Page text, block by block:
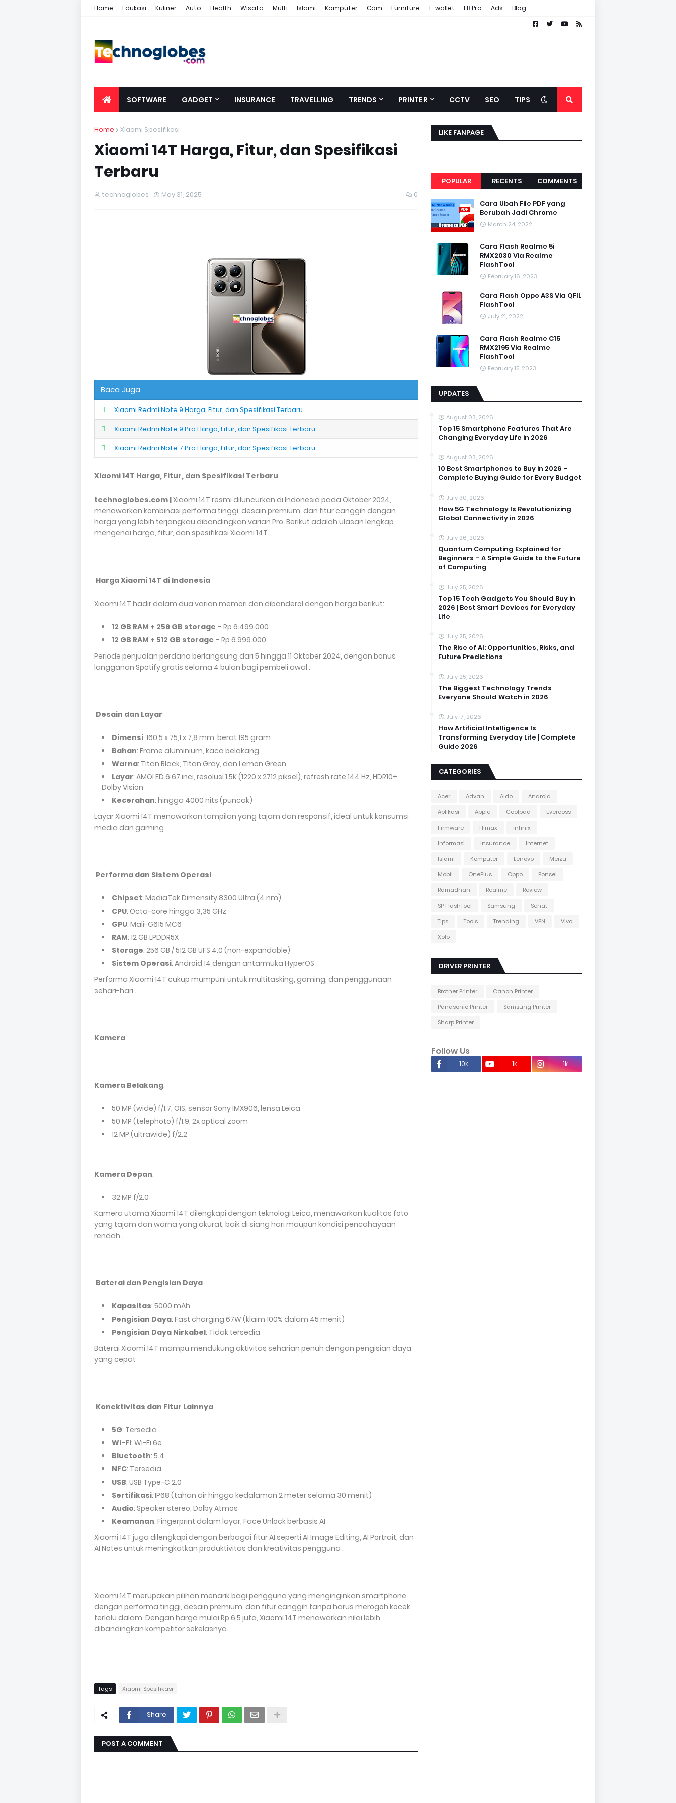
Home Edukasi Kuliner Auto Health Wisata Multi Islami Komputer Cam Furniture E-wallet FB Pro Ads Blog
SOFTWARE GADGET INSURANCE TRAVELLING TRENDS PRINTER CCTV SEO TIPS
Home Xiaomi Spesifikasi
Xiaomi 14T Harga, Fitur, dan Spesifikasi
Terbaru
technoglobes May 31, 2025 0
Baca Juga
Xiaomi Redmi Note 9 Harga, Fitur, dan Spesifikasi Terbaru
Xiaomi Redmi Note 9 Pro Harga, Fitur, dan Spesifikasi Terbaru
Xiaomi Redmi Note 7 Pro Harga, Fitur, dan Spesifikasi Terbaru
Xiaomi 14T Harga, Fitur, dan Spesifikasi Terbaru
technoglobes.com |Xiaomi 14T resmi diluncurkan di Indonesia pada Oktober 2024,
menawarkan kombinasi performa tinggi, desain premium, dan fitur canggih dengan
harga yang lebih terjangkau dibandingkan varian Pro. Berikut adalah ulasan lengkap
mengenai harga, fitur, dan spesifikasi Xiaomi 14T.
Harga Xiaomi 14T di Indonesia
Xiaomi 14T hadir dalam dua varian memori dan dibanderol dengan harga berikut:
12 GB RAM + 256 GB storage – Rp 6.499.000
12 GB RAM + 512 GB storage – Rp 6.999.000
Periode penjualan perdana berlangsung dari 5 hingga 11 Oktober 2024, dengan bonus
langganan Spotify gratis selama 4 bulan bagi pembeli awal .
Desain dan Layar
Dimensi: 160,5 x 75,1 x 7,8 mm, berat 195 gram
Bahan: Frame aluminium, kaca belakang
Warna: Titan Black, Titan Gray, dan Lemon Green
Layar: AMOLED 6,67 inci, resolusi 1.5K (1220 x 2712 piksel), refresh rate 144 Hz, HDR10+,
Dolby Vision
Kecerahan: hingga 4000 nits (puncak)
Layar Xiaomi 14T menawarkan tampilan yang tajam dan responsif, ideal untuk konsumsi
media dan gaming .
Performa dan Sistem Operasi
Chipset: MediaTek Dimensity 8300 Ultra (4 nm)
CPU: Octa-core hingga 3,35 GHz
GPU: Mali-G615 MC6
RAM: 12 GB LPDDR5X
Storage: 256 GB / 512 GB UFS 4.0 (non-expandable)
Sistem Operasi: Android 14 dengan antarmuka HyperOS
Performa Xiaomi 14T cukup mumpuni untuk multitasking, gaming, dan penggunaan
sehari-hari .
Kamera
Kamera Belakang:
50 MP (wide) f/1.7, OIS, sensor Sony IMX906, lensa Leica
50 MP (telephoto) f/1.9, 2x optical zoom
12 MP (ultrawide) f/2.2
Kamera Depan:
32 MP f/2.0
Kamera utama Xiaomi 14T dilengkapi dengan teknologi Leica, menawarkan kualitas foto
yang tajam dan warna yang akurat, baik di siang hari maupun kondisi pencahayaan
rendah .
Baterai dan Pengisian Daya
Kapasitas: 5000 mAh
Pengisian Daya: Fast charging 67W (klaim 100% dalam 45 menit)
Pengisian Daya Nirkabel: Tidak tersedia
Baterai Xiaomi 14T mampu mendukung aktivitas seharian penuh dengan pengisian daya
yang cepat
Konektivitas dan Fitur Lainnya
5G: Tersedia
Wi-Fi: Wi-Fi 6e
Bluetooth: 5.4
NFC: Tersedia
USB: USB Type-C 2.0
Sertifikasi: IP68 (tahan air hingga kedalaman 2 meter selama 30 menit)
Audio: Speaker stereo, Dolby Atmos
Keamanan: Fingerprint dalam layar, Face Unlock berbasis AI
Xiaomi 14T juga dilengkapi dengan berbagai fitur AI seperti AI Image Editing, AI Portrait, dan
AI Notes untuk meningkatkan produktivitas dan kreativitas pengguna .
Xiaomi 14T merupakan pilihan menarik bagi pengguna yang menginginkan smartphone
dengan performa tinggi, desain premium, dan fitur canggih tanpa harus merogoh kocek
terlalu dalam. Dengan harga mulai Rp 6,5 juta, Xiaomi 14T menawarkan nilai lebih
dibandingkan kompetitor sekelasnya.
Tags Xiaomi Spesifikasi
Share
POST A COMMENT
LIKE FANPAGE
POPULAR RECENTS COMMENTS
Cara Ubah File PDF yang
Berubah Jadi Chrome
March 24, 2022
Cara Flash Realme 5i
RMX2030 Via Realme
FlashTool
February 16, 2023
Cara Flash Oppo A3S Via QFIL
FlashTool
July 21, 2022
Cara Flash Realme C15
RMX2195 Via Realme
FlashTool
February 15, 2023
UPDATES
August 03, 2026
Top 15 Smartphone Features That Are
Changing Everyday Life in 2026
August 03, 2026
10 Best Smartphones to Buy in 2026 –
Complete Buying Guide for Every Budget
July 30, 2026
How 5G Technology Is Revolutionizing
Global Connectivity in 2026
July 26, 2026
Quantum Computing Explained for
Beginners – A Simple Guide to the Future
of Computing
July 25, 2026
Top 15 Tech Gadgets You Should Buy in
2026 | Best Smart Devices for Everyday
Life
July 25, 2026
The Rise of AI: Opportunities, Risks, and
Future Predictions
July 25, 2026
The Biggest Technology Trends
Everyone Should Watch in 2026
July 17, 2026
How Artificial Intelligence Is
Transforming Everyday Life | Complete
Guide 2026
CATEGORIES
Acer Advan Aldo
Android
Aplikasi
Apple Coolpad
Evercoss
Firmware
Himax
Infinix
Informasi
Insurance
Internet
Islami
Komputer Lenovo
Meizu
Mobil
OnePlus Oppo
Ponsel
Ramadhan
Realme
Review
SP FlashTool
Samsung
Sehat
Tips
Tools Trending VPN
Vivo
Xolo
DRIVER PRINTER
Brother Printer
Canon Printer
Panasonic Printer
Samsung Printer
Sharp Printer
Follow Us
10k 1k 1k